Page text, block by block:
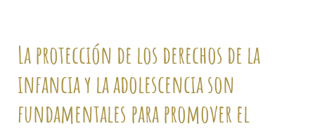
La protección de los derechos de la
infancia y la adolescencia son
fundamentales para promover el